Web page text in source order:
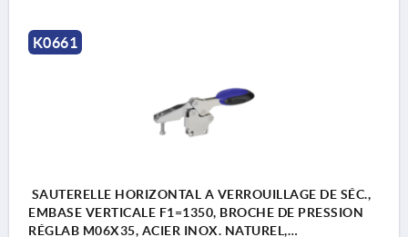
K0661
SAUTERELLE HORIZONTAL A VERROUILLAGE DE SÉC.,
EMBASE VERTICALE F1=1350, BROCHE DE PRESSION
RÉGLAB M06X35, ACIER INOX. NATUREL,